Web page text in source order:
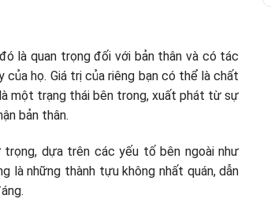
là quan trọng đối với bản thân và có tác
họ. Giá trị của riêng bạn có thể là chất
một trạng thái bên trong, xuất phát từ sự
bản thân.
dựa trên các yếu tố bên ngoài như
là những thành tựu không nhất quán, dẫn